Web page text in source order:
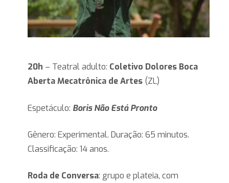
20h – Teatral adulto: Coletivo Dolores Boca
Aberta Mecatrônica de Artes (ZL)
Espetáculo: Boris Não Está Pronto
Gênero: Experimental. Duração: 65 minutos.
Classificação: 14 anos.
Roda de Conversa: grupo e plateia, com